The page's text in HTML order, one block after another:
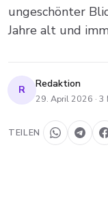
ungeschönter
Jahre alt und
R Redaktion
29. April 2026 · 3
TEILEN